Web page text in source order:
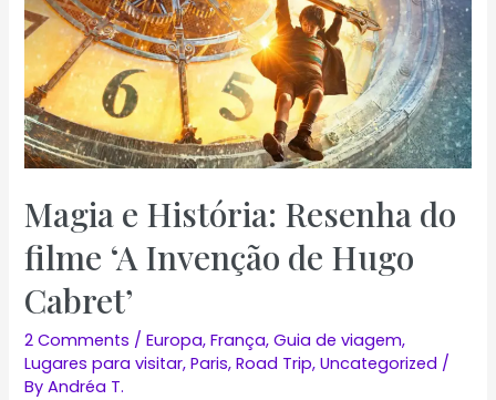
Magia e História: Resenha do
filme ‘A Invenção de Hugo
Cabret’
2 Comments /Europa,França,Guia de viagem,
Lugares para visitar,Paris,Road Trip,Uncategorized /
ByAndréa T.